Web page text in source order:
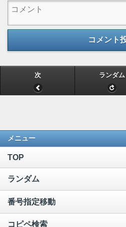
コメント
次 ランダム
メニュー
TOP
ランダム
番号指定移動
コピペ検索